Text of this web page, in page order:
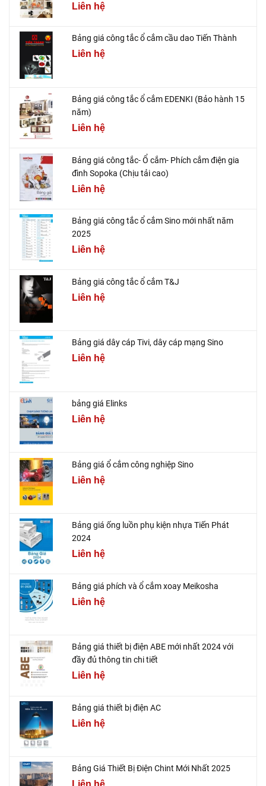
Liên hệ
Bảng giá công tắc ổ cắm cầu dao Tiến Thành
Liên hệ
Bảng giá công tắc ổ cắm EDENKI (Bảo hành 15
năm)
Liên hệ
Bảng giá công tắc- Ổ cắm- Phích cắm điện gia
đình Sopoka (Chịu tải cao)
Liên hệ
Bảng giá công tắc ổ cắm Sino mới nhất năm
2025
Liên hệ
Bảng giá công tắc ổ cắm T&J
Liên hệ
Bảng giá dây cáp Tivi, dây cáp mạng Sino
Liên hệ
bảng giá Elinks
Liên hệ
Bảng giá ổ cắm công nghiệp Sino
Liên hệ
Bảng giá ống luồn phụ kiện nhựa Tiến Phát
2024
Liên hệ
Bảng giá phích và ổ cắm xoay Meikosha
Liên hệ
Bảng giá thiết bị điện ABE mới nhất 2024 với
đầy đủ thông tin chi tiết
Liên hệ
Bảng giá thiết bị điện AC
Liên hệ
Bảng Giá Thiết Bị Điện Chint Mới Nhất 2025